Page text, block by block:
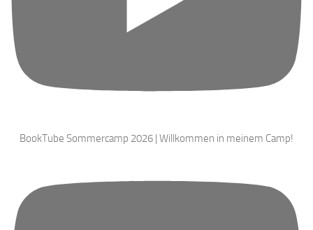
BookTube Sommercamp 2026 | Willkommen in meinem Camp!